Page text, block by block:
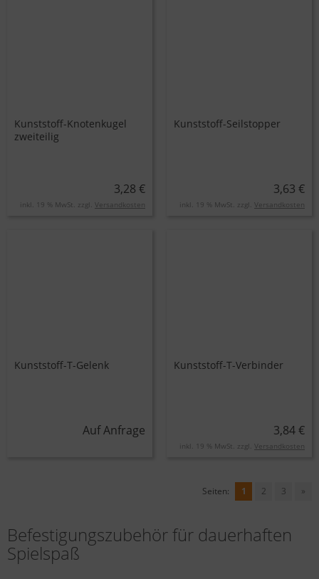
Kunststoff-Knotenkugel
zweiteilig
3,28 €
inkl. 19 % MwSt. zzgl. Versandkosten
Kunststoff-Seilstopper
3,63 €
inkl. 19 % MwSt. zzgl. Versandkosten
Kunststoff-T-Gelenk
Auf Anfrage
Kunststoff-T-Verbinder
3,84 €
inkl. 19 % MwSt. zzgl. Versandkosten
Seiten: 1 2 3 »
Befestigungszubehör für dauerhaften
Spielspaß